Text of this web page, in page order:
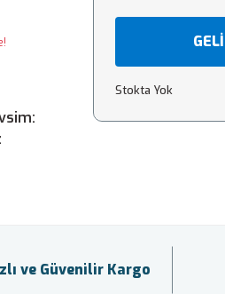
Stokta Yok
ve Güvenilir Kargo